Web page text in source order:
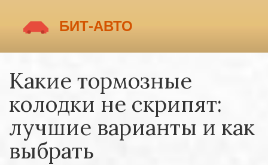
Какие тормозные
колодки не скрипят:
лучшие варианты и как
выбрать